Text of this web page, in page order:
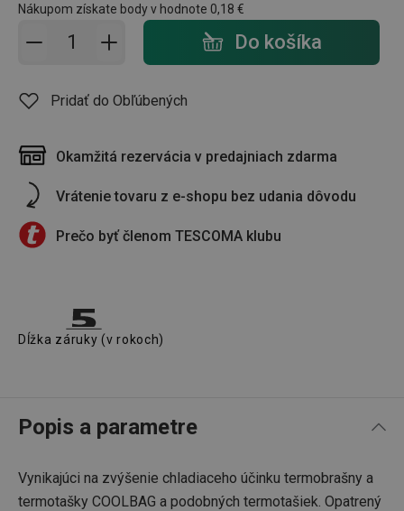
Nákupom získate body v hodnote 0,18 €
Pridať do košíka - počet Do košíka
Pridať do Obľúbených
Okamžitá rezervácia v predajniach zdarma
Vrátenie tovaru z e-shopu bez udania dôvodu
Prečo byť členom TESCOMA klubu
Dĺžka záruky (v rokoch)
Popis a parametre
Vynikajúci na zvýšenie chladiaceho účinku termobrašny a
termotašky COOLBAG a podobných termotašiek. Opatrený